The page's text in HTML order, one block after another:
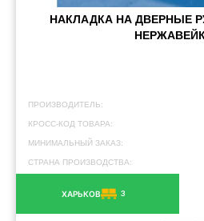
НАКЛАДКА НА ДВЕРНЫЕ
ПРОИЗВОДИТЕЛЬ:
КРОСС-КОД ТОВАРА:
МИНИМАЛЬНЫЙ ЗАКАЗ:
СТРАНА ПРОИЗВОДСТВА:
ХАРЬКОВ 3